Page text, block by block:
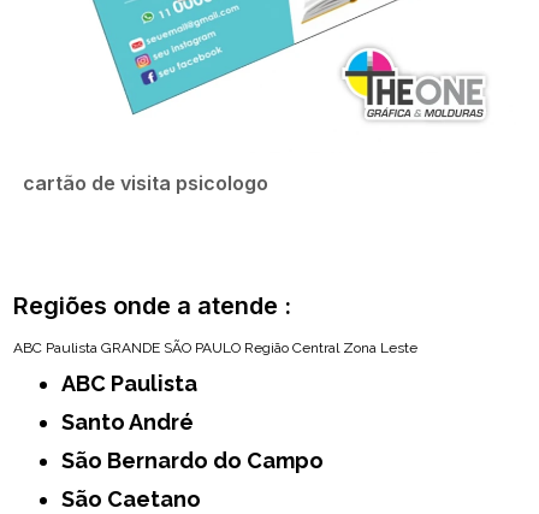
cartão de visita psicologo
Regiões onde a atende :
ABC Paulista GRANDE SÃO PAULO Região Central Zona Leste
ABC Paulista
Santo André
São Bernardo do Campo
São Caetano